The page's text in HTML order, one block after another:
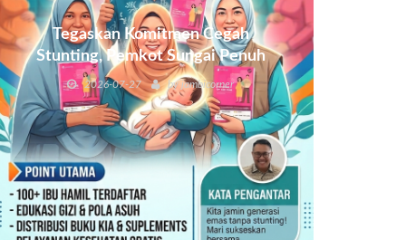
Tegaskan Komitmen Cegah
Stunting, Pemkot Sungai Penuh
Gelar Gebyar Kelas Ibu Hamil
2026-07-27 byjambicorner